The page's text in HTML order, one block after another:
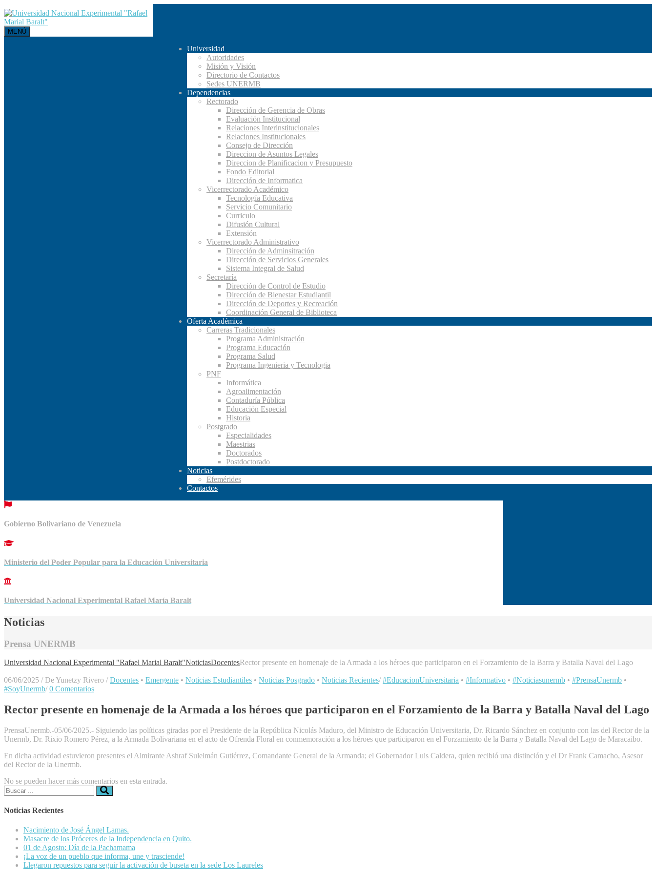
MENÚ
Universidad
Autoridades
Misión y Visión
Directorio de Contactos
Sedes UNERMB
Dependencias
Rectorado
Dirección de Gerencia de Obras
Evaluación Institucional
Relaciones Interinstitucionales
Relaciones Institucionales
Consejo de Dirección
Direccion de Asuntos Legales
Direccion de Planificacion y Presupuesto
Fondo Editorial
Dirección de Informatica
Vicerrectorado Académico
Tecnología Educativa
Servicio Comunitario
Curriculo
Difusión Cultural
Extensión
Vicerrectorado Administrativo
Dirección de Adminsitración
Dirección de Servicios Generales
Sistema Integral de Salud
Secretaría
Dirección de Control de Estudio
Dirección de Bienestar Estudiantil
Dirección de Deportes y Recreación
Coordinación General de Biblioteca
Oferta Académica
Carreras Tradicionales
Programa Administración
Programa Educación
Programa Salud
Programa Ingenieria y Tecnologia
PNF
Informática
Agroalimentación
Contaduría Pública
Educación Especial
Historia
Postgrado
Especialidades
Maestrias
Doctorados
Postdoctorado
Noticias
Efemérides
Contactos
Gobierno Bolivariano de Venezuela
Ministerio del Poder Popular para la Educación Universitaria
Universidad Nacional Experimental Rafael María Baralt
Noticias
Prensa UNERMB
Universidad Nacional Experimental "Rafael Marial Baralt"NoticiasDocentesRector presente en homenaje de la Armada a los héroes que participaron en el Forzamiento de la Barra y Batalla Naval del Lago
06/06/2025 / De Yunetzy Rivero / Docentes • Emergente • Noticias Estudiantiles • Noticias Posgrado • Noticias Recientes/ #EducacionUniversitaria • #Informativo • #Noticiasunermb • #PrensaUnermb •
#SoyUnermb/ 0 Comentarios
Rector presente en homenaje de la Armada a los héroes que participaron en el Forzamiento de la Barra y Batalla Naval del Lago
PrensaUnermb.-05/06/2025.- Siguiendo las políticas giradas por el Presidente de la República Nicolás Maduro, del Ministro de Educación Universitaria, Dr. Ricardo Sánchez en conjunto con las del Rector de la
Unermb, Dr. Rixio Romero Pérez, a la Armada Bolivariana en el acto de Ofrenda Floral en conmemoración a los héroes que participaron en el Forzamiento de la Barra y Batalla Naval del Lago de Maracaibo.
En dicha actividad estuvieron presentes el Almirante Ashraf Suleimán Gutiérrez, Comandante General de la Armanda; el Gobernador Luis Caldera, quien recibió una distinción y el Dr Frank Camacho, Asesor
del Rector de la Unermb.
No se pueden hacer más comentarios en esta entrada.
Buscar:
Noticias Recientes
Nacimiento de José Ángel Lamas.
Masacre de los Próceres de la Independencia en Quito.
01 de Agosto: Día de la Pachamama
¡La voz de un pueblo que informa, une y trasciende!
Llegaron repuestos para seguir la activación de buseta en la sede Los Laureles